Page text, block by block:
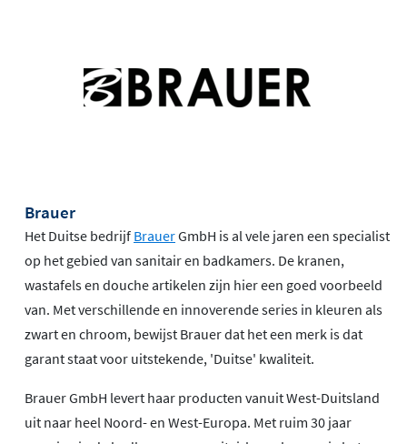
Brauer
Het Duitse bedrijf BrauerGmbH is al vele jaren een specialist
op het gebied van sanitair en badkamers. De kranen,
wastafels en douche artikelen zijn hier een goed voorbeeld
van. Met verschillende en innoverende series in kleuren als
zwart en chroom, bewijst Brauer dat het een merk is dat
garant staat voor uitstekende, 'Duitse' kwaliteit.
Brauer GmbH levert haar producten vanuit West-Duitsland
uit naar heel Noord- en West-Europa. Met ruim 30 jaar